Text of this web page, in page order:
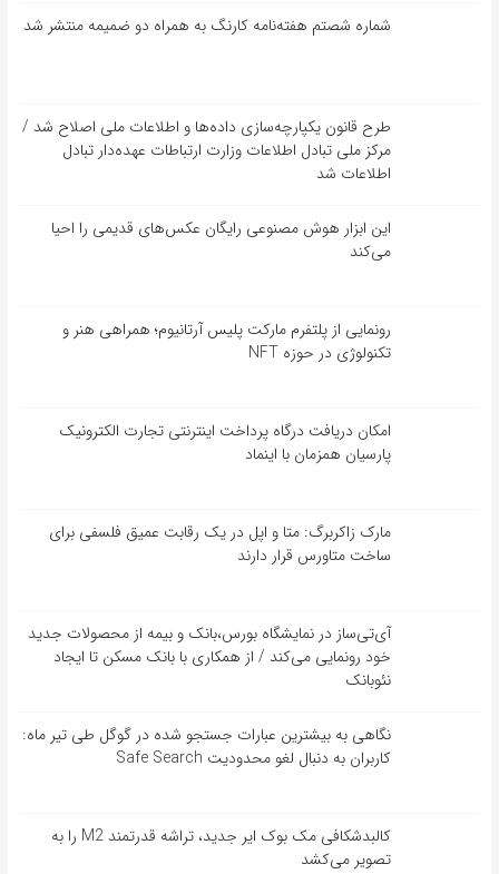
شماره شصتم هفته‌نامه کارنگ به همراه دو ضمیمه منتشر شد
طرح قانون یکپارچه‌سازی داده‌ها و اطلاعات ملی اصلاح شد /
مرکز ملی تبادل اطلاعات وزارت ارتباطات عهده‌دار تبادل
اطلاعات شد
این ابزار هوش مصنوعی رایگان عکس‌های قدیمی را احیا
می‌کند
رونمایی از پلتفرم مارکت پلیس آرتانیوم؛ همراهی هنر و
تکنولوژی در حوزه NFT
امکان دریافت درگاه پرداخت اینترنتی تجارت الکترونیک
پارسیان همزمان با اینماد
مارک زاکربرگ: متا و اپل در یک رقابت عمیق فلسفی برای
ساخت متاورس قرار دارند
آی‌تی‌ساز در نمایشگاه بورس،بانک و بیمه از محصولات جدید
خود رونمایی می‌کند / از همکاری با بانک مسکن تا ایجاد
نئوبانک
نگاهی به بیشترین عبارات جستجو شده در گوگل طی تیر ماه:
کاربران به دنبال لغو محدودیت Safe Search
کالبدشکافی مک بوک ایر جدید، تراشه قدرتمند M2 را به
تصویر می‌کشد